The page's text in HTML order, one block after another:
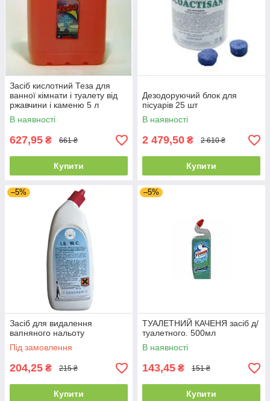
Профессиональные моющие средства
для туалетов и ванной
В нашем каталоге вы можете приобрести широкий
ассортимент высококачественных чистящих, а также моющих
средств для ванных комнат и туалетов. Вся представленная
продукция поставляется от проверенных производителей, и
полностью соответствует требованиям санитарных норм.
Осуществить их приобретение возможно оптом или в
розницу.
Засіб кислотний Теза для
ванної кімнати і туалету від
ржавчини і каменю 5 л
В наявності
627,95 ₴ 661 ₴
Купити
Дезодоруючий блок для
пісуарів 25 шт
В наявності
2 479,50 ₴ 2 610 ₴
Купити
–5%
Засіб для видалення
вапняного нальоту
Під замовлення
204,25 ₴ 215 ₴
Купити
–5%
ТУАЛЕТНИЙ КАЧЕНЯ засіб д/
туалетного. 500мл
В наявності
143,45 ₴ 151 ₴
Купити